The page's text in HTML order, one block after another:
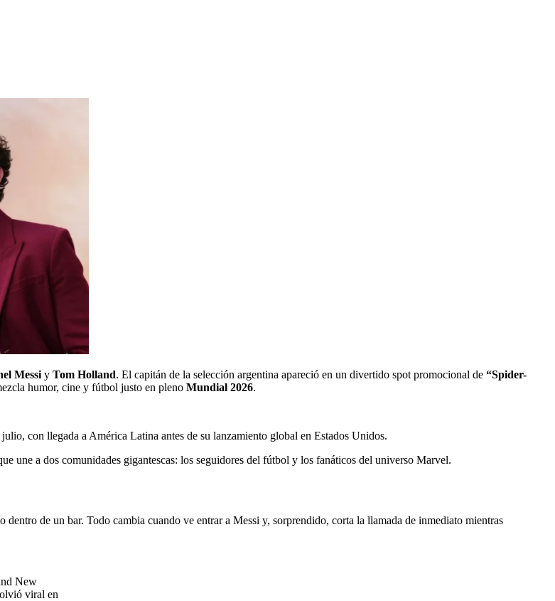
Messi y Tom Holland. El capitán de la selección argentina apareció en un divertido spot promocional de “Spider-
humor, cine y fútbol justo en pleno Mundial 2026.
con llegada a América Latina antes de su lanzamiento global en Estados Unidos.
une a dos comunidades gigantescas: los seguidores del fútbol y los fanáticos del universo Marvel.
de un bar. Todo cambia cuando ve entrar a Messi y, sorprendido, corta la llamada de inmediato mientras
New
viral en